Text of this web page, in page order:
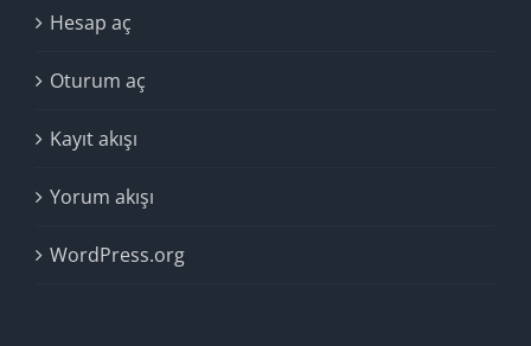
Hesap aç
Oturum aç
Kayıt akışı
Yorum akışı
WordPress.org